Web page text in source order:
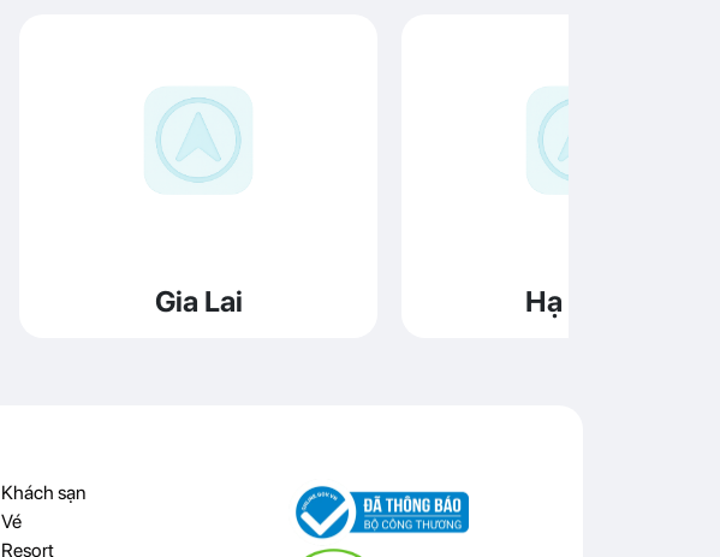
Gia Lai Hạ Long
Khách sạn
Vé
Resort